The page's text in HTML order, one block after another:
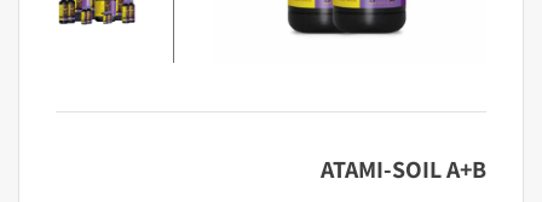
ATAMI-SOIL A+B